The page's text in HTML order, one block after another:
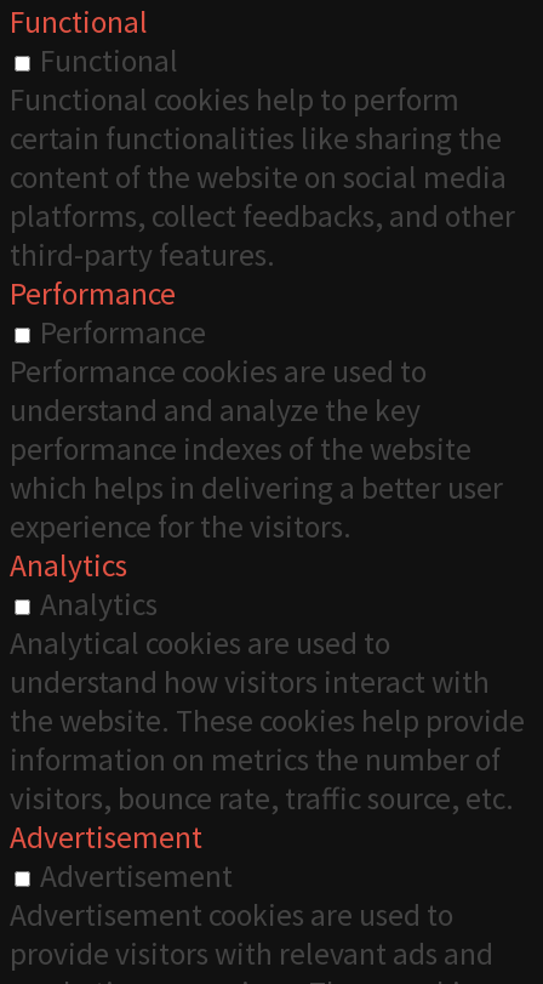
Functional
Functional
Functional cookies help to perform
certain functionalities like sharing the
content of the website on social media
platforms, collect feedbacks, and other
third-party features.
Performance
Performance
Performance cookies are used to
understand and analyze the key
performance indexes of the website
which helps in delivering a better user
experience for the visitors.
Analytics
Analytics
Analytical cookies are used to
understand how visitors interact with
the website. These cookies help provide
information on metrics the number of
visitors, bounce rate, traffic source, etc.
Advertisement
Advertisement
Advertisement cookies are used to
provide visitors with relevant ads and